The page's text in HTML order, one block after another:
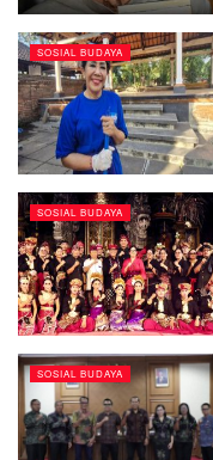
SOSIAL BUDAYA
SOSIAL BUDAYA
SOSIAL BUDAYA